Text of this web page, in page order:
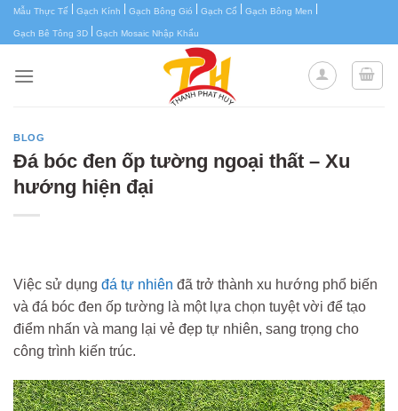
Chuyển
đến
dung
Mẫu Thực Tế Gạch Kính Gạch Bông Gió Gạch Cổ Gạch Bông Men
Gạch Bê Tông 3D Gạch Mosaic Nhập Khẩu
BLOG
Đá bóc đen ốp tường ngoại thất – Xu
hướng hiện đại
Việc sử dụng đá tự nhiên đã trở thành xu hướng phổ biến
và đá bóc đen ốp tường là một lựa chọn tuyệt vời để tạo
điểm nhấn và mang lại vẻ đẹp tự nhiên, sang trọng cho
công trình kiến trúc.